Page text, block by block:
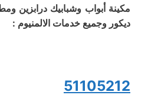
مكينة أبواب وشبابيك درابزين
ديكور وجميع خدمات الالمنيوم :
51105212